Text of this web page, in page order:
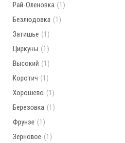
Рай-Оленовка (1)
Безлюдовка (1)
Затишье (1)
Циркуны (1)
Высокий (1)
Коротич (1)
Хорошево (1)
Березовка (1)
Фрунзе (1)
Зерновое (1)